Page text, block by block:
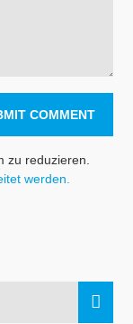
zu reduzieren.
werden.